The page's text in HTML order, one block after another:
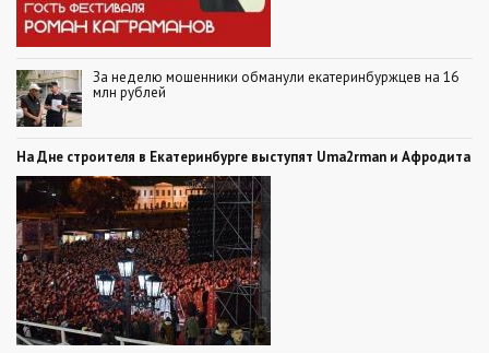
За неделю мошенники обманули екатеринбуржцев на 16
млн рублей
На Дне строителя в Екатеринбурге выступят Uma2rman и Афродита